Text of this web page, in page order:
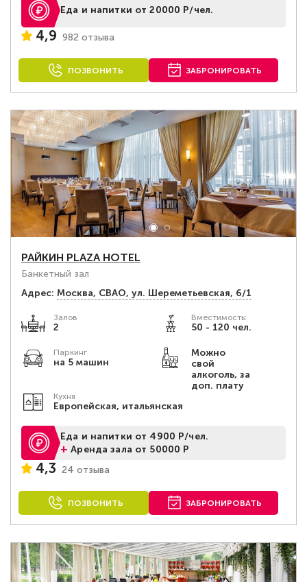
Еда и напитки от 20000 Р/чел.
4,9 982 отзыва
ПОЗВОНИТЬ ЗАБРОНИРОВАТЬ
РАЙКИН PLAZA HOTEL
Банкетный зал
Адрес: Москва, СВАО, ул. Шереметьевская, 6/1
Залов
2
Вместимость:
50 - 120 чел.
Паркинг
на 5 машин
Можно
свой
алкоголь, за
доп. плату
Кухня
Европейская, итальянская
Еда и напитки от 4900 Р/чел.
+Аренда зала от 50000 Р
4,3 24 отзыва
ПОЗВОНИТЬ ЗАБРОНИРОВАТЬ